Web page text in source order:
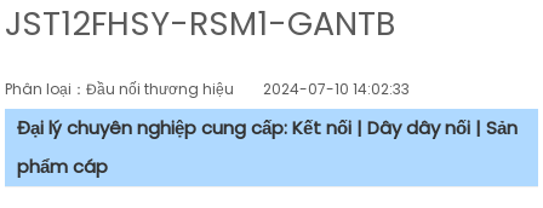
JST12FHSY-RSM1-GANTB
Phân loại：Đầu nối thương hiệu 2024-07-10 14:02:33
Đại lý chuyên nghiệp cung cấp: Kết nối | Dây dây nối | Sản
phẩm cáp